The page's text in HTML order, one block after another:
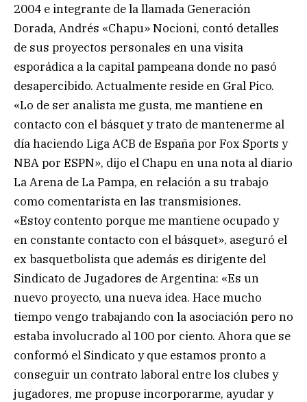
2004 e integrante de la llamada Generación
Dorada, Andrés «Chapu» Nocioni, contó detalles
de sus proyectos personales en una visita
esporádica a la capital pampeana donde no pasó
desapercibido. Actualmente reside en Gral Pico.
«Lo de ser analista me gusta, me mantiene en
contacto con el básquet y trato de mantenerme al
día haciendo Liga ACB de España por Fox Sports y
NBA por ESPN», dijo el Chapu en una nota al diario
La Arena de La Pampa, en relación a su trabajo
como comentarista en las transmisiones.
«Estoy contento porque me mantiene ocupado y
en constante contacto con el básquet», aseguró el
ex basquetbolista que además es dirigente del
Sindicato de Jugadores de Argentina: «Es un
nuevo proyecto, una nueva idea. Hace mucho
tiempo vengo trabajando con la asociación pero no
estaba involucrado al 100 por ciento. Ahora que se
conformó el Sindicato y que estamos pronto a
conseguir un contrato laboral entre los clubes y
jugadores, me propuse incorporarme, ayudar y